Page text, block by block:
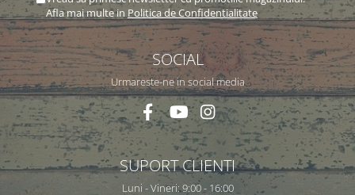
Afla mai multe in Politica de Confidentialitate
SOCIAL
Urmareste-ne in social media
SUPORT CLIENTI
Luni - Vineri: 9:00 - 16:00